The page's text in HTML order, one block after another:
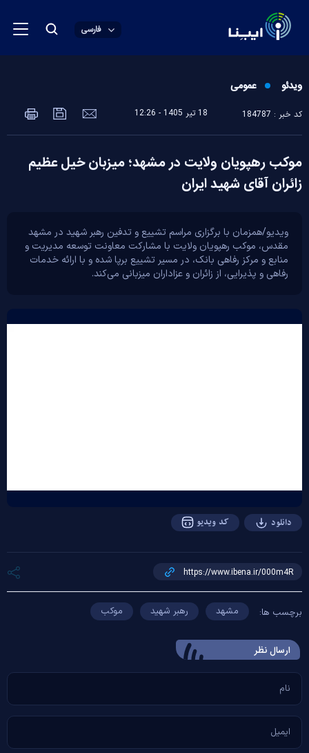
فارسی
ویدئو عمومی
کد خبر : 184787 18 تير 1405 - 12:26
موکب رهپویان ولایت در مشهد؛ میزبان خیل عظیم
زائران آقای شهید ایران
ویدیو/همزمان با برگزاری مراسم تشییع و تدفین رهبر شهید در مشهد
مقدس، موکب رهپویان ولایت با مشارکت معاونت توسعه مدیریت و
منابع و مرکز رفاهی بانک، در مسیر تشییع برپا شده و با ارائه خدمات
رفاهی و پذیرایی، از زائران و عزاداران میزبانی می‌کند.
دانلود کد ویدیو
برچسب ها: مشهد رهبر شهید موکب
ارسال‌ نظر